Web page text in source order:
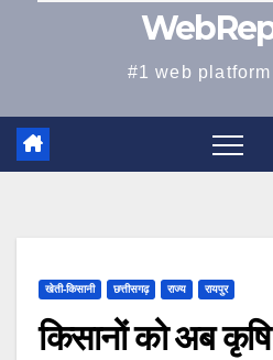
#1 web
खेती-किसानी छत्तीसगढ़ राज्य रायपुर
किसानों को अब